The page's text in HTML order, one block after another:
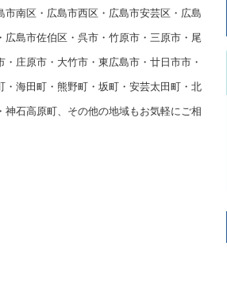
市南区・広島市西区・広島市安芸区・広島
広島市佐伯区・呉市・竹原市・三原市・尾
庄原市・大竹市・東広島市・廿日市市・
・海田町・熊野町・坂町・安芸太田町・北
神石高原町、その他の地域もお気軽にご相